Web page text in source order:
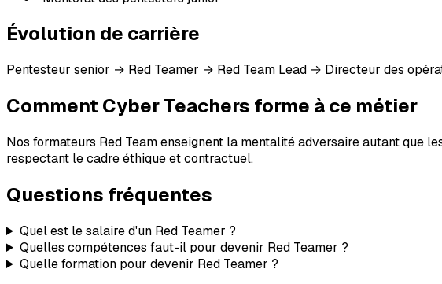
Évolution de carrière
Pentesteur senior → Red Teamer → Red Team Lead → Directeur des
Comment Cyber Teachers forme à ce métier
Nos formateurs Red Team enseignent la mentalité adversaire autant que
respectant le cadre éthique et contractuel.
Questions fréquentes
Quel est le salaire d'un Red Teamer ?
Quelles compétences faut-il pour devenir Red Teamer ?
Quelle formation pour devenir Red Teamer ?